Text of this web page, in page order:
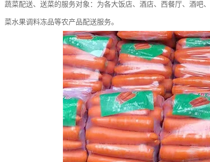
蔬菜配送、送菜的服务对象：为各大饭店、酒店、西餐厅、酒
菜水果调料冻品等农产品配送服务。